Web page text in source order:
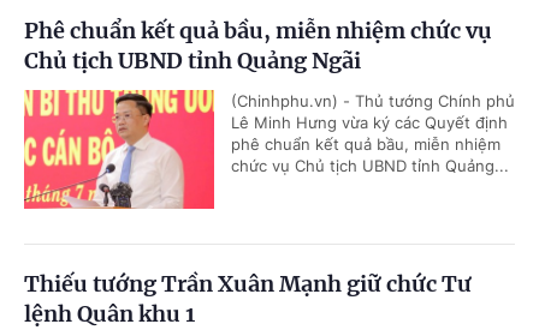
Phê chuẩn kết quả bầu, miễn nhiệm chức vụ
Chủ tịch UBND tỉnh Quảng Ngãi
(Chinhphu.vn) - Thủ tướng Chính phủ
Lê Minh Hưng vừa ký các Quyết định
phê chuẩn kết quả bầu, miễn nhiệm
chức vụ Chủ tịch UBND tỉnh Quảng...
Thiếu tướng Trần Xuân Mạnh giữ chức Tư
lệnh Quân khu 1